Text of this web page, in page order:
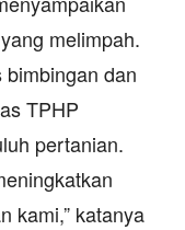
melimpah.
bimbingan dan
TPHP
pertanian.
kami,” katanya